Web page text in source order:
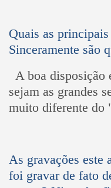
Quais as
Sinceramente são
A boa disposição
sejam as grandes
muito diferente do
As gravações este
foi gravar de fato